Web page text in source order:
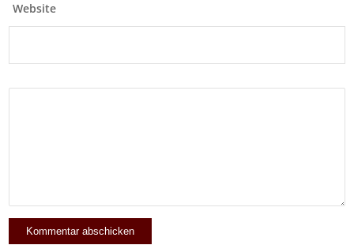
Website